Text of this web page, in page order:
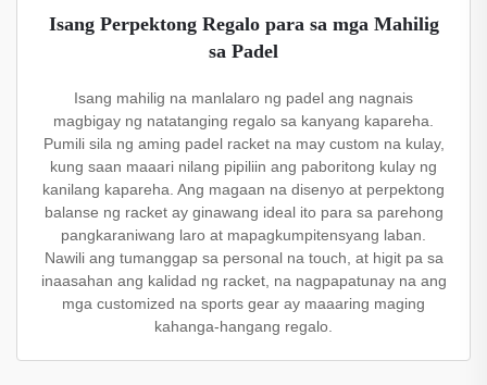
Isang Perpektong Regalo para sa mga Mahilig
sa Padel
Isang mahilig na manlalaro ng padel ang nagnais
magbigay ng natatanging regalo sa kanyang kapareha.
Pumili sila ng aming padel racket na may custom na kulay,
kung saan maaari nilang pipiliin ang paboritong kulay ng
kanilang kapareha. Ang magaan na disenyo at perpektong
balanse ng racket ay ginawang ideal ito para sa parehong
pangkaraniwang laro at mapagkumpitensyang laban.
Nawili ang tumanggap sa personal na touch, at higit pa sa
inaasahan ang kalidad ng racket, na nagpapatunay na ang
mga customized na sports gear ay maaaring maging
kahanga-hangang regalo.